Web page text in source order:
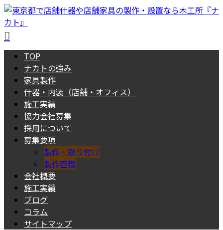
TOP
ナカトの強み
家具製作
什器・内装（店舗・オフィス）
施工実績
協力会社募集
採用について
募集要項
製作・取り付け
製作管理
会社概要
施工実績
ブログ
コラム
サイトマップ